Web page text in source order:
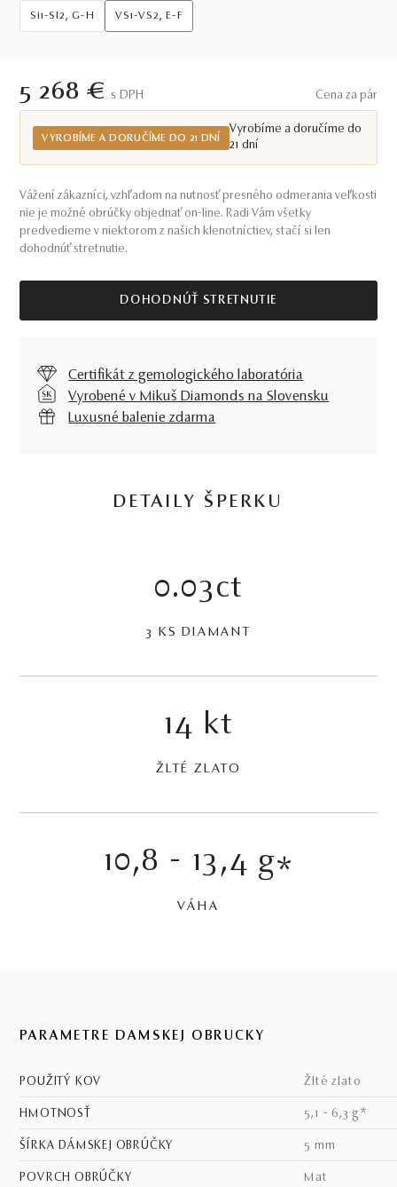
Si1-SI2, G-H VS1-VS2, E-F
5 268 € S DPH Cena za pár
VYROBÍME A DORUČÍME DO 21 DNÍ
Vyrobíme a doručíme do
21 dní
Vážení zákazníci, vzhľadom na nutnosť presného odmerania veľkosti
nie je možné obrúčky objednať on-line. Radi Vám všetky
predvedieme v niektorom z našich klenotníctiev, stačí si len
dohodnúť stretnutie.
DOHODNÚŤ STRETNUTIE
Certifikát z gemologického laboratória
Vyrobené v Mikuš Diamonds na Slovensku
Luxusné balenie zdarma
DETAILY ŠPERKU
0.03ct
3 KS DIAMANT
14 kt
ŽLTÉ ZLATO
10,8 - 13,4 g*
VÁHA
PARAMETRE DÁMSKEJ OBRÚČKY
POUŽITÝ KOV žlté zlato
HMOTNOSŤ 5,1 - 6,3 g*
ŠÍRKA DÁMSKEJ OBRÚČKY 5 mm
POVRCH OBRÚČKY mat